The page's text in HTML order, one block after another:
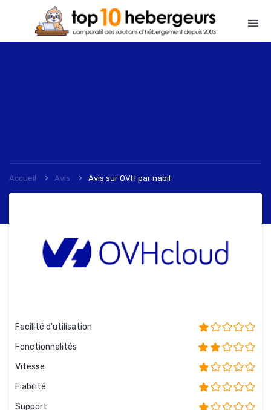
Accueil Avis Avis sur OVH par nabil
Facilité d'utilisation
Fonctionnalités
Vitesse
Fiabilité
Support